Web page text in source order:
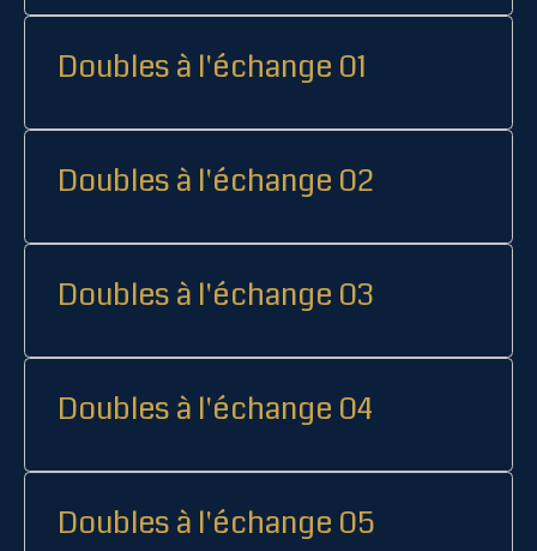
Doubles à l'échange 01
Doubles à l'échange 02
Doubles à l'échange 03
Doubles à l'échange 04
Doubles à l'échange 05